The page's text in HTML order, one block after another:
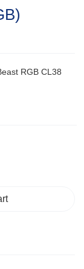
RGB CL38